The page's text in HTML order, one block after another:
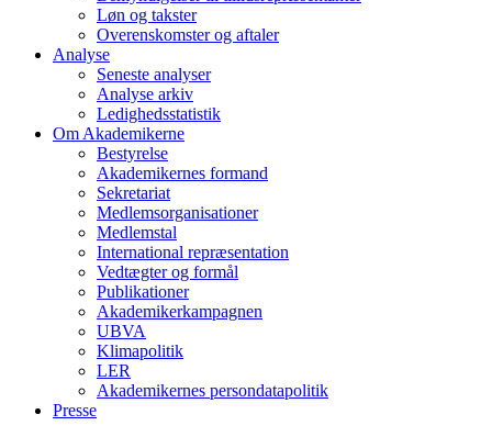
Løn og takster
Overenskomster og aftaler
Analyse
Seneste analyser
Analyse arkiv
Ledighedsstatistik
Om Akademikerne
Bestyrelse
Akademikernes formand
Sekretariat
Medlemsorganisationer
Medlemstal
International repræsentation
Vedtægter og formål
Publikationer
Akademikerkampagnen
UBVA
Klimapolitik
LER
Akademikernes persondatapolitik
Presse